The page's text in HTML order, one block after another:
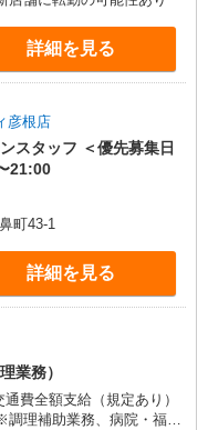
詳細を見る
彦根店
スタッフ ＜優先募集日
21:00
町43-1
詳細を見る
業務）
費全額支給（規定あり）
理補助業務、病院・福祉